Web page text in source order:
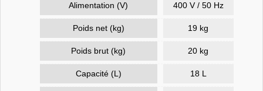
Alimentation (V) 400 V / 50 Hz
Poids net (kg) 19 kg
Poids brut (kg) 20 kg
Capacité (L) 18 L